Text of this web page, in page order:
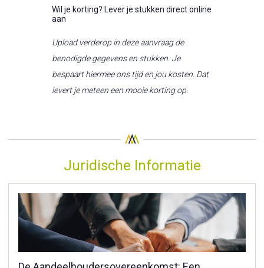
Wil je korting? Lever je stukken direct online
aan
Upload verderop in deze aanvraag de
benodigde gegevens en stukken. Je
bespaart hiermee ons tijd en jou kosten. Dat
levert je meteen een mooie korting op.
Juridische Informatie